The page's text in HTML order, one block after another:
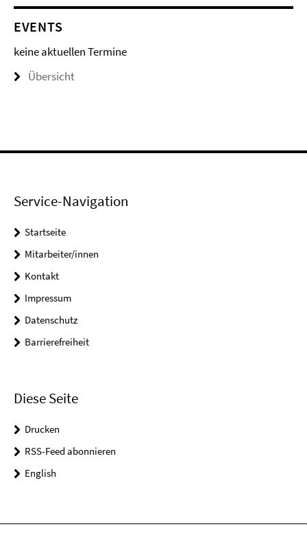
EVENTS
keine aktuellen Termine
Übersicht
Service-Navigation
Startseite
Mitarbeiter/innen
Kontakt
Impressum
Datenschutz
Barrierefreiheit
Diese Seite
Drucken
RSS-Feed abonnieren
English